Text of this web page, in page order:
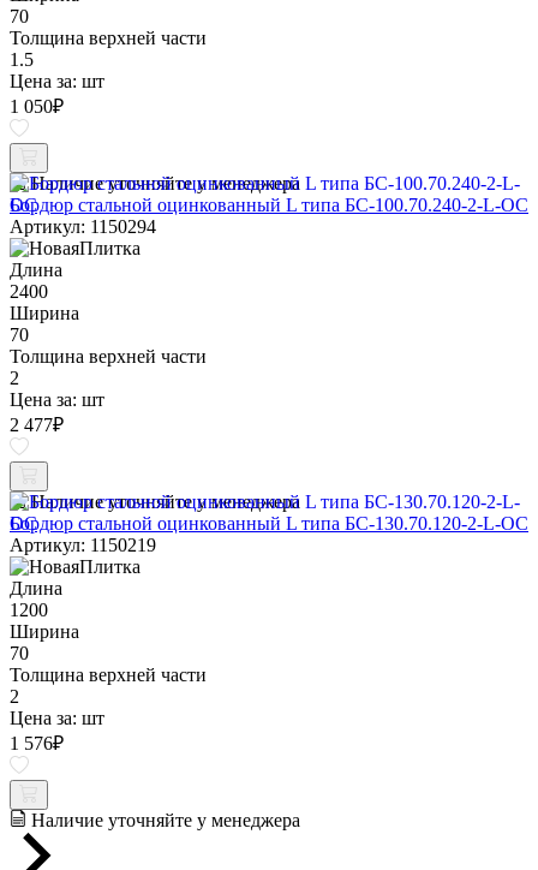
70
Толщина верхней части
1.5
Цена за: шт
1 050₽
Наличие уточняйте у менеджера
Бордюр стальной оцинкованный L типа БС-100.70.240-2-L-ОС
Артикул: 1150294
Длина
2400
Ширина
70
Толщина верхней части
2
Цена за: шт
2 477₽
Наличие уточняйте у менеджера
Бордюр стальной оцинкованный L типа БС-130.70.120-2-L-ОС
Артикул: 1150219
Длина
1200
Ширина
70
Толщина верхней части
2
Цена за: шт
1 576₽
Наличие уточняйте у менеджера